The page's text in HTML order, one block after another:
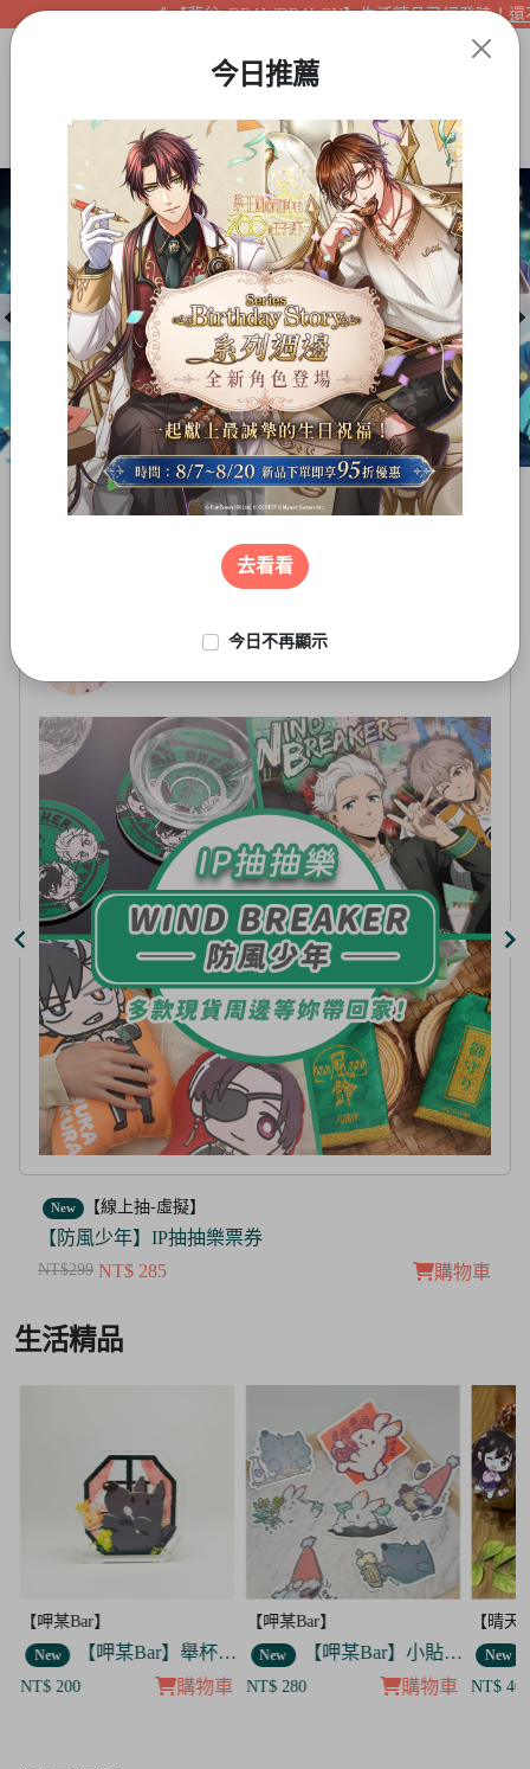
【夢谷xDRAWDRAWIN】生活精品已經登陸！還不
今日推薦
去看看
今日不再顯示
New 【線上抽-虛擬】
【茜色線上抽票券】限量周邊抽抽樂
NT$100 NT$ 50
購物車
3
生活精品
【呷某Bar】
New 【呷某Bar】小貼紙 7入套組
NT$ 280 購物車
【晴天咖啡館】
New 【晴天咖啡館】吊飾套組
NT$ 400 購物車
【呷某
New
NT$